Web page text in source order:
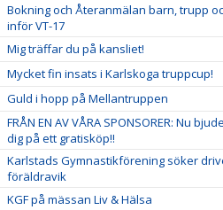
Bokning och Återanmälan barn, trupp
inför VT-17
Mig träffar du på kansliet!
Mycket fin insats i Karlskoga truppcup!
Guld i hopp på Mellantruppen
FRÅN EN AV VÅRA SPONSORER: Nu
dig på ett gratisköp!!
Karlstads Gymnastikförening söker
föräldravik
KGF på mässan Liv & Hälsa